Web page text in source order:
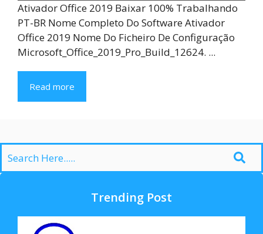
Ativador Office 2019 Baixar 100% Trabalhando
PT-BR Nome Completo Do Software Ativador
Office 2019 Nome Do Ficheiro De Configuração
Microsoft_Office_2019_Pro_Build_12624. ...
Read more
Trending Post